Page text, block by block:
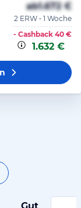
ab1.672 €
2 ERW • 1 Woche
- Cashback 40 €
1.632 €